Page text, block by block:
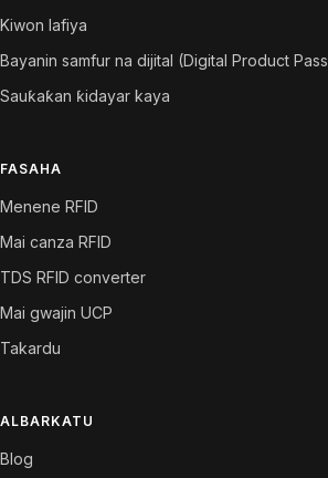
Kiwon lafiya
Bayanin samfur na dijital (Digital Product
Sauƙaƙan ƙidayar kaya
FASAHA
Menene RFID
Mai canza RFID
TDS RFID converter
Mai gwajin UCP
Takardu
ALBARKATU
Blog